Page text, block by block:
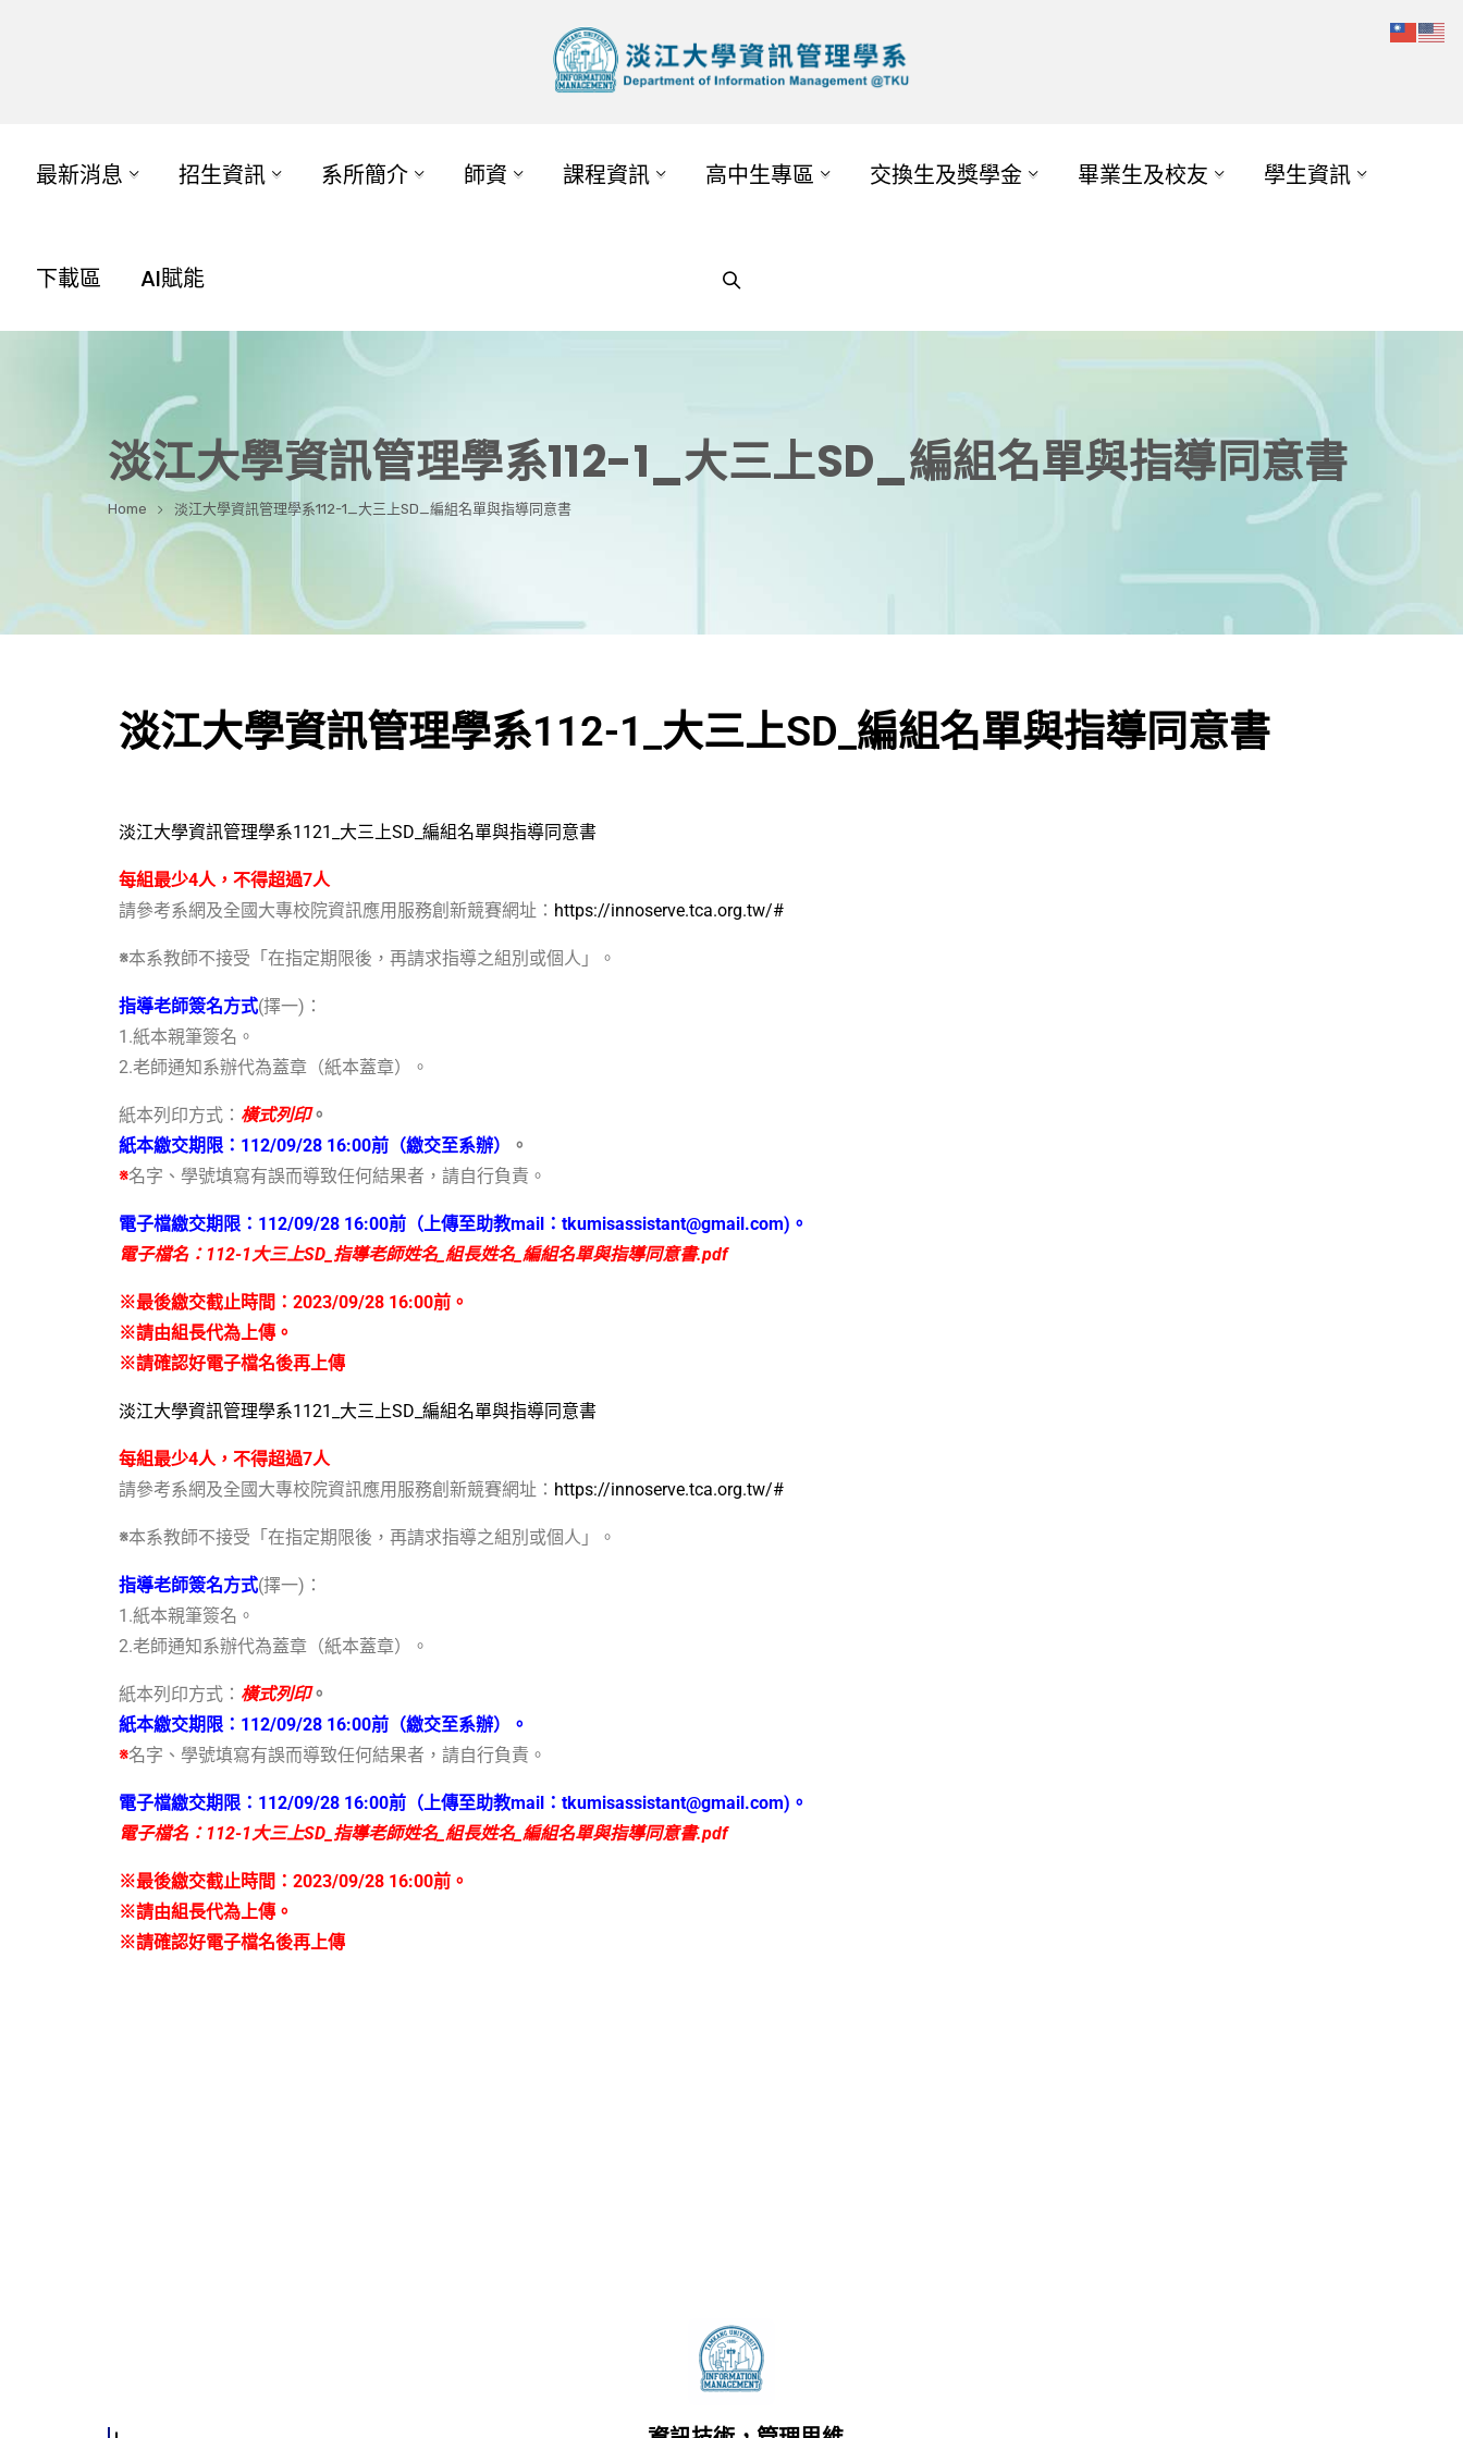
最新消息 招生資訊 系所簡介 師資 課程資訊 高中生專區 交換生及獎學金 畢業生及校友 學生資訊
下載區 AI賦能
淡江大學資訊管理學系112-1_大三上SD_編組名單與指導同意書
Home 淡江大學資訊管理學系112-1_大三上SD_編組名單與指導同意書
淡江大學資訊管理學系112-1_大三上SD_編組名單與指導同意書
淡江大學資訊管理學系1121_ 大三上SD_ 編組名單與指導同意書
每組最少4人，不得超過7人
請參考系網及全國大專校院資訊應用服務創新競賽網址： https://innoserve.tca.org.tw/#
※本系教師不接受「在指定期限後，再請求指導之組別或個人」。
指導老師簽名方式(擇一)：
1.紙本親筆簽名。
2.老師通知系辦代為蓋章（紙本蓋章）。
紙本列印方式： 橫式列印。
紙本繳交期限： 112/09/28 16:00前（繳交至系辦）
。
※名字、學號填寫有誤而導致任何結果者，請自行負責。
電子檔繳交期限： 112/09/28 16:00前 （上傳至助教mail ： tkumisassistant@gmail.com) 。
電子檔名： 112-1大三上SD_ 指導老師姓名_ 組長姓名_ 編組名單與指導同意書.pdf
※最後繳交截止時間： 2023/09/28 16:00前。
※請由組長代為上傳。
※請確認好電子檔名後再上傳
淡江大學資訊管理學系1121_ 大三上SD_ 編組名單與指導同意書
每組最少4人，不得超過7人
請參考系網及全國大專校院資訊應用服務創新競賽網址： https://innoserve.tca.org.tw/#
※本系教師不接受「在指定期限後，再請求指導之組別或個人」。
指導老師簽名方式(擇一)：
1.紙本親筆簽名。
2.老師通知系辦代為蓋章（紙本蓋章）。
紙本列印方式： 橫式列印。
紙本繳交期限： 112/09/28 16:00前（繳交至系辦）。
※名字、學號填寫有誤而導致任何結果者，請自行負責。
電子檔繳交期限： 112/09/28 16:00前 （上傳至助教mail ： tkumisassistant@gmail.com) 。
電子檔名： 112-1大三上SD_ 指導老師姓名_ 組長姓名_ 編組名單與指導同意書.pdf
※最後繳交截止時間： 2023/09/28 16:00前。
※請由組長代為上傳。
※請確認好電子檔名後再上傳